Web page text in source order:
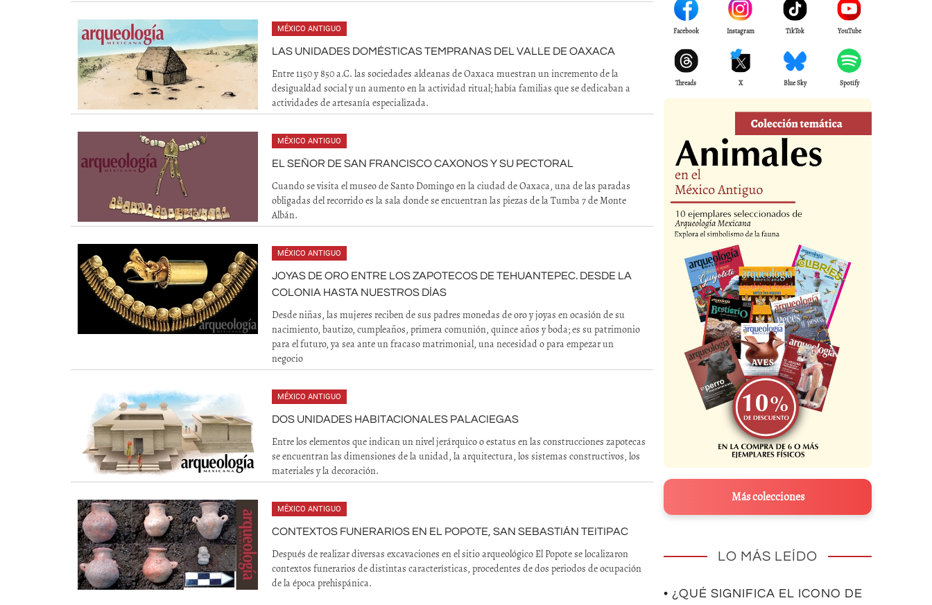
MÉXICO ANTIGUO
LAS UNIDADES DOMÉSTICAS TEMPRANAS DEL VALLE DE OAXACA
Entre 1150 y 850 a.C. las sociedades aldeanas de Oaxaca muestran un incremento de la
desigualdad social y un aumento en la actividad ritual; había familias que se dedicaban a
actividades de artesanía especializada.
MÉXICO ANTIGUO
EL SEÑOR DE SAN FRANCISCO CAXONOS Y SU PECTORAL
Cuando se visita el museo de Santo Domingo en la ciudad de Oaxaca, una de las paradas
obligadas del recorrido es la sala donde se encuentran las piezas de la Tumba 7 de Monte
Albán.
MÉXICO ANTIGUO
JOYAS DE ORO ENTRE LOS ZAPOTECOS DE TEHUANTEPEC. DESDE LA
COLONIA HASTA NUESTROS DÍAS
Desde niñas, las mujeres reciben de sus padres monedas de oro y joyas en ocasión de su
nacimiento, bautizo, cumpleaños, primera comunión, quince años y boda; es su patrimonio
para el futuro, ya sea ante un fracaso matrimonial, una necesidad o para empezar un
negocio
MÉXICO ANTIGUO
DOS UNIDADES HABITACIONALES PALACIEGAS
Entre los elementos que indican un nivel jerárquico o estatus en las construcciones zapotecas
se encuentran las dimensiones de la unidad, la arquitectura, los sistemas constructivos, los
materiales y la decoración.
MÉXICO ANTIGUO
CONTEXTOS FUNERARIOS EN EL POPOTE, SAN SEBASTIÁN TEITIPAC
Después de realizar diversas excavaciones en el sitio arqueológico El Popote se localizaron
contextos funerarios de distintas características, procedentes de dos periodos de ocupación
de la época prehispánica.
Facebook Instagram TikTok YouTube
Threads X Blue Sky Spotify
Más colecciones
LO MÁS LEÍDO
• ¿QUÉ SIGNIFICA EL ICONO DE